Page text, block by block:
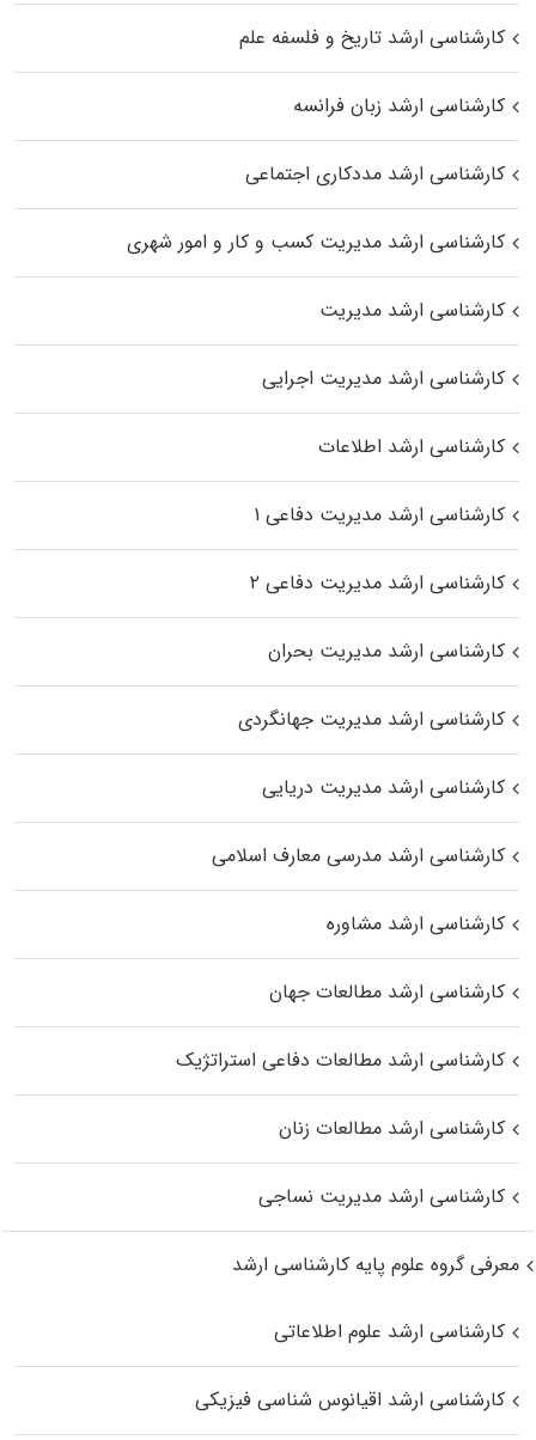
کارشناسی ارشد تاریخ و فلسفه علم
کارشناسی ارشد زبان فرانسه
کارشناسی ارشد مددکاری اجتماعی
کارشناسی ارشد مدیریت کسب و کار و امور شهری
کارشناسی ارشد مدیریت
کارشناسی ارشد مدیریت اجرایی
کارشناسی ارشد اطلاعات
کارشناسی ارشد مدیریت دفاعی ۱
کارشناسی ارشد مدیریت دفاعی ۲
کارشناسی ارشد مدیریت بحران
کارشناسی ارشد مدیریت جهانگردی
کارشناسی ارشد مدیریت دریایی
کارشناسی ارشد مدرسی معارف اسلامی
کارشناسی ارشد مشاوره
کارشناسی ارشد مطالعات جهان
کارشناسی ارشد مطالعات دفاعی استراتژیک
کارشناسی ارشد مطالعات زنان
کارشناسی ارشد مدیریت نساجی
معرفی گروه علوم پایه کارشناسی ارشد
کارشناسی ارشد علوم اطلاعاتی
کارشناسی ارشد اقیانوس‌ شناسی فیزیکی